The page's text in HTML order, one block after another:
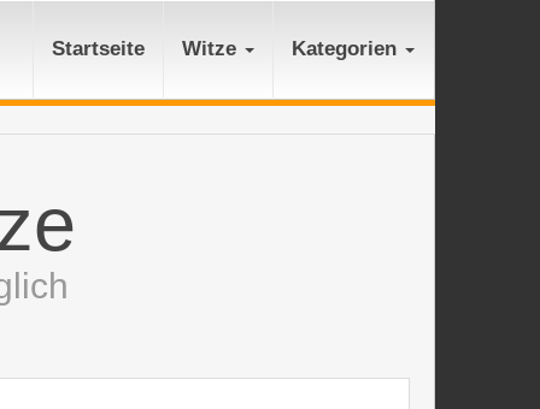
Startseite Witze Kategorien